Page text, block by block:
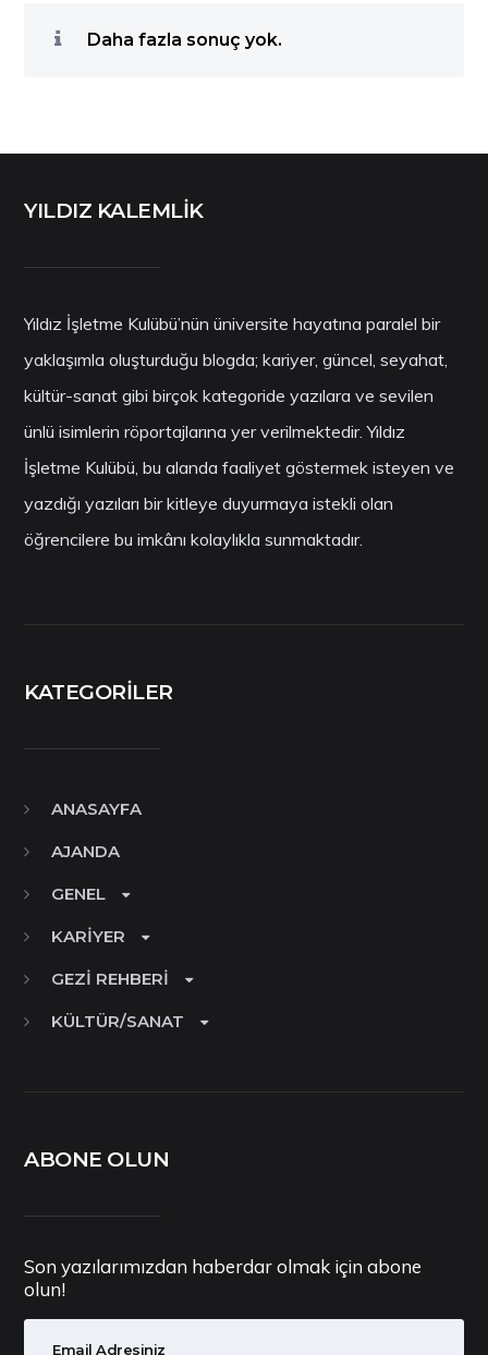
Daha fazla sonuç yok.
YILDIZ KALEMLİK
Yıldız İşletme Kulübü’nün üniversite hayatına paralel bir
yaklaşımla oluşturduğu blogda; kariyer, güncel, seyahat,
kültür-sanat gibi birçok kategoride yazılara ve sevilen
ünlü isimlerin röportajlarına yer verilmektedir. Yıldız
İşletme Kulübü, bu alanda faaliyet göstermek isteyen ve
yazdığı yazıları bir kitleye duyurmaya istekli olan
öğrencilere bu imkânı kolaylıkla sunmaktadır.
KATEGORILER
ANASAYFA
AJANDA
GENEL
KARIYER
GEZI REHBERI
KÜLTÜR/SANAT
ABONE OLUN
Son yazılarımızdan haberdar olmak için abone
olun!